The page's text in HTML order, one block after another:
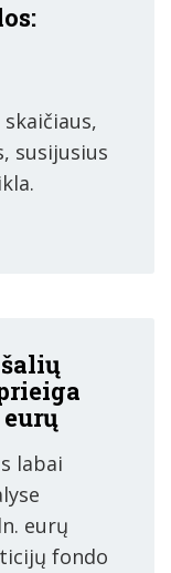
susijusius
labai
eurų
fondo